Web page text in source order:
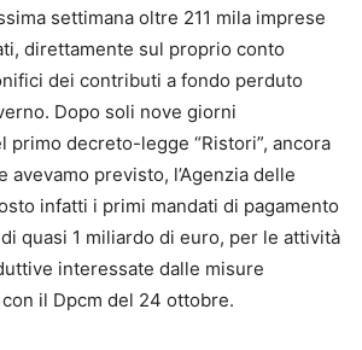
settimana oltre 211 mila imprese
direttamente sul proprio conto
dei contributi a fondo perduto
Dopo soli nove giorni
primo decreto-legge “Ristori”, ancora
avevamo previsto, l’Agenzia delle
infatti i primi mandati di pagamento
quasi 1 miliardo di euro, per le attività
interessate dalle misure
il Dpcm del 24 ottobre.